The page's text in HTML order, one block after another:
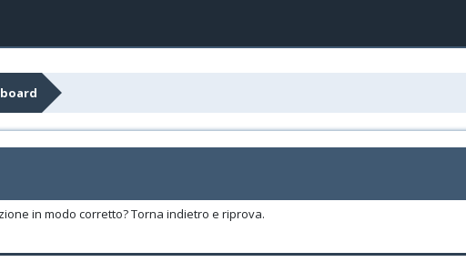
in modo corretto? Torna indietro e riprova.